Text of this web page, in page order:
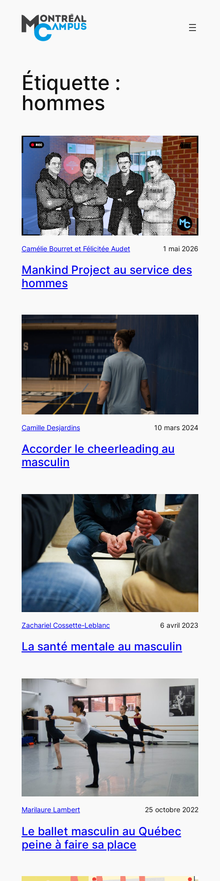
contenu
Étiquette :
hommes
Camélie Bourret et Félicitée Audet 1 mai 2026
Mankind Project au service des
hommes
Camille Desjardins 10 mars 2024
Accorder le cheerleading au
masculin
Zachariel Cossette-Leblanc 6 avril 2023
La santé mentale au masculin
Marilaure Lambert 25 octobre 2022
Le ballet masculin au Québec
peine à faire sa place